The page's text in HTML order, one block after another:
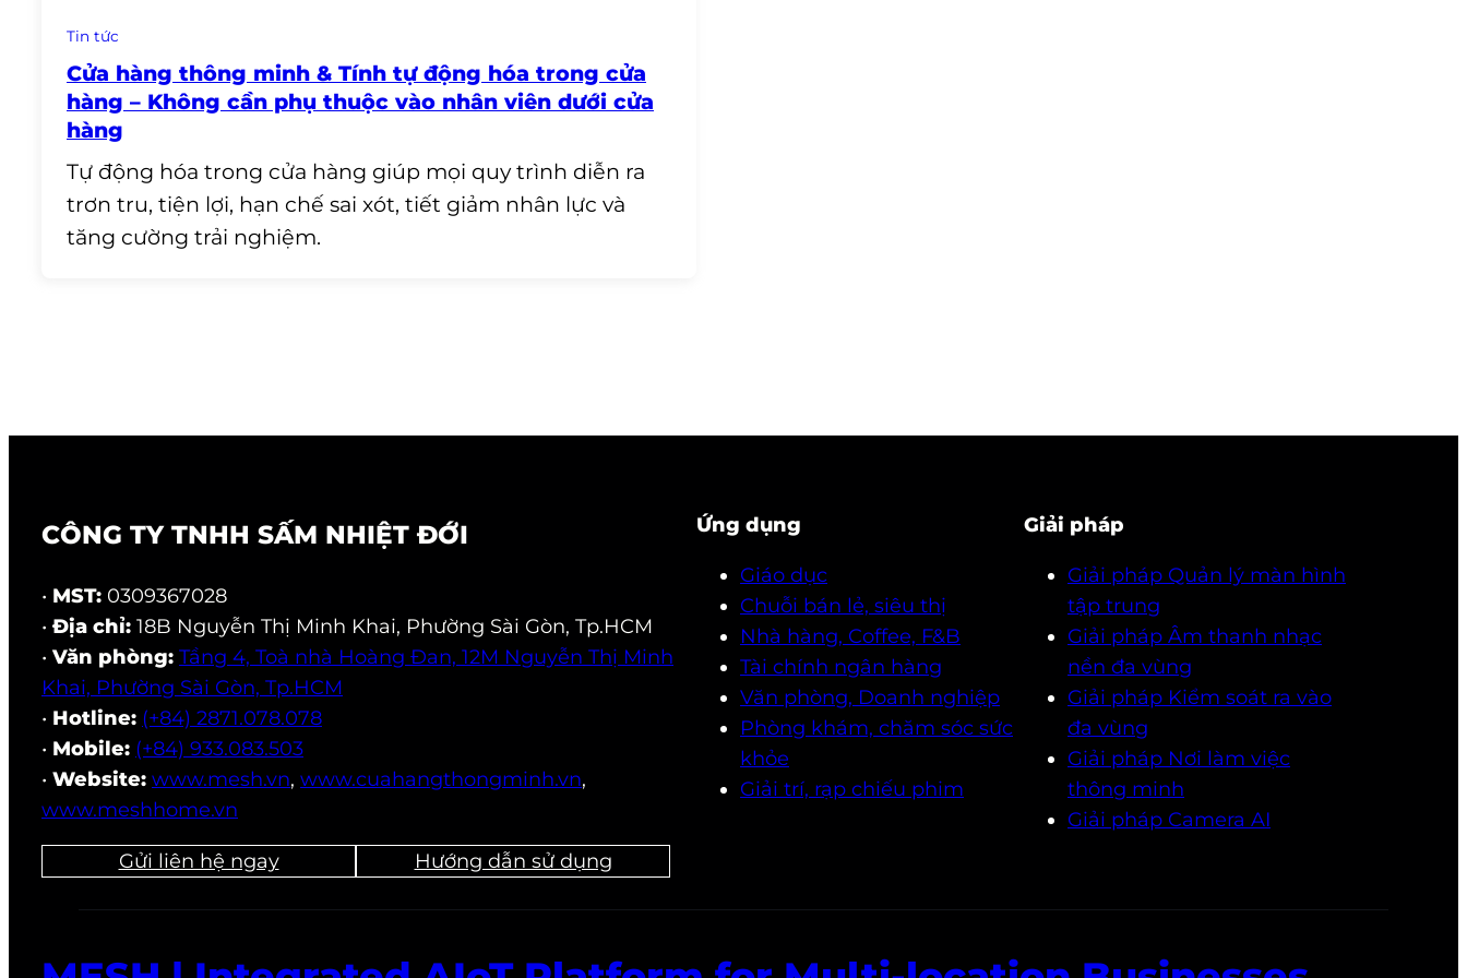
Tin tức
Cửa hàng thông minh & Tính tự động hóa trong cửa
hàng – Không cần phụ thuộc vào nhân viên dưới cửa
hàng
Tự động hóa trong cửa hàng giúp mọi quy trình diễn ra
trơn tru, tiện lợi, hạn chế sai xót, tiết giảm nhân lực và
tăng cường trải nghiệm.
CÔNG TY TNHH SẤM NHIỆT ĐỚI
• MST: 0309367028
• Địa chỉ: 18B Nguyễn Thị Minh Khai, Phường Sài Gòn, Tp.HCM
• Văn phòng: Tầng 4, Toà nhà Hoàng Đan, 12M Nguyễn Thị Minh
Khai, Phường Sài Gòn, Tp.HCM
• Hotline: (+84) 2871.078.078
• Mobile: (+84) 933.083.503
• Website: www.mesh.vn, www.cuahangthongminh.vn,
www.meshhome.vn
Gửi liên hệ ngay Hướng dẫn sử dụng
Ứng dụng
Giáo dục
Chuỗi bán lẻ, siêu thị
Nhà hàng, Coffee, F&B
Tài chính ngân hàng
Văn phòng, Doanh nghiệp
Phòng khám, chăm sóc sức
khỏe
Giải trí, rạp chiếu phim
Giải pháp
Giải pháp Quản lý màn hình
tập trung
Giải pháp Âm thanh nhạc
nền đa vùng
Giải pháp Kiểm soát ra vào
đa vùng
Giải pháp Nơi làm việc
thông minh
Giải pháp Camera AI